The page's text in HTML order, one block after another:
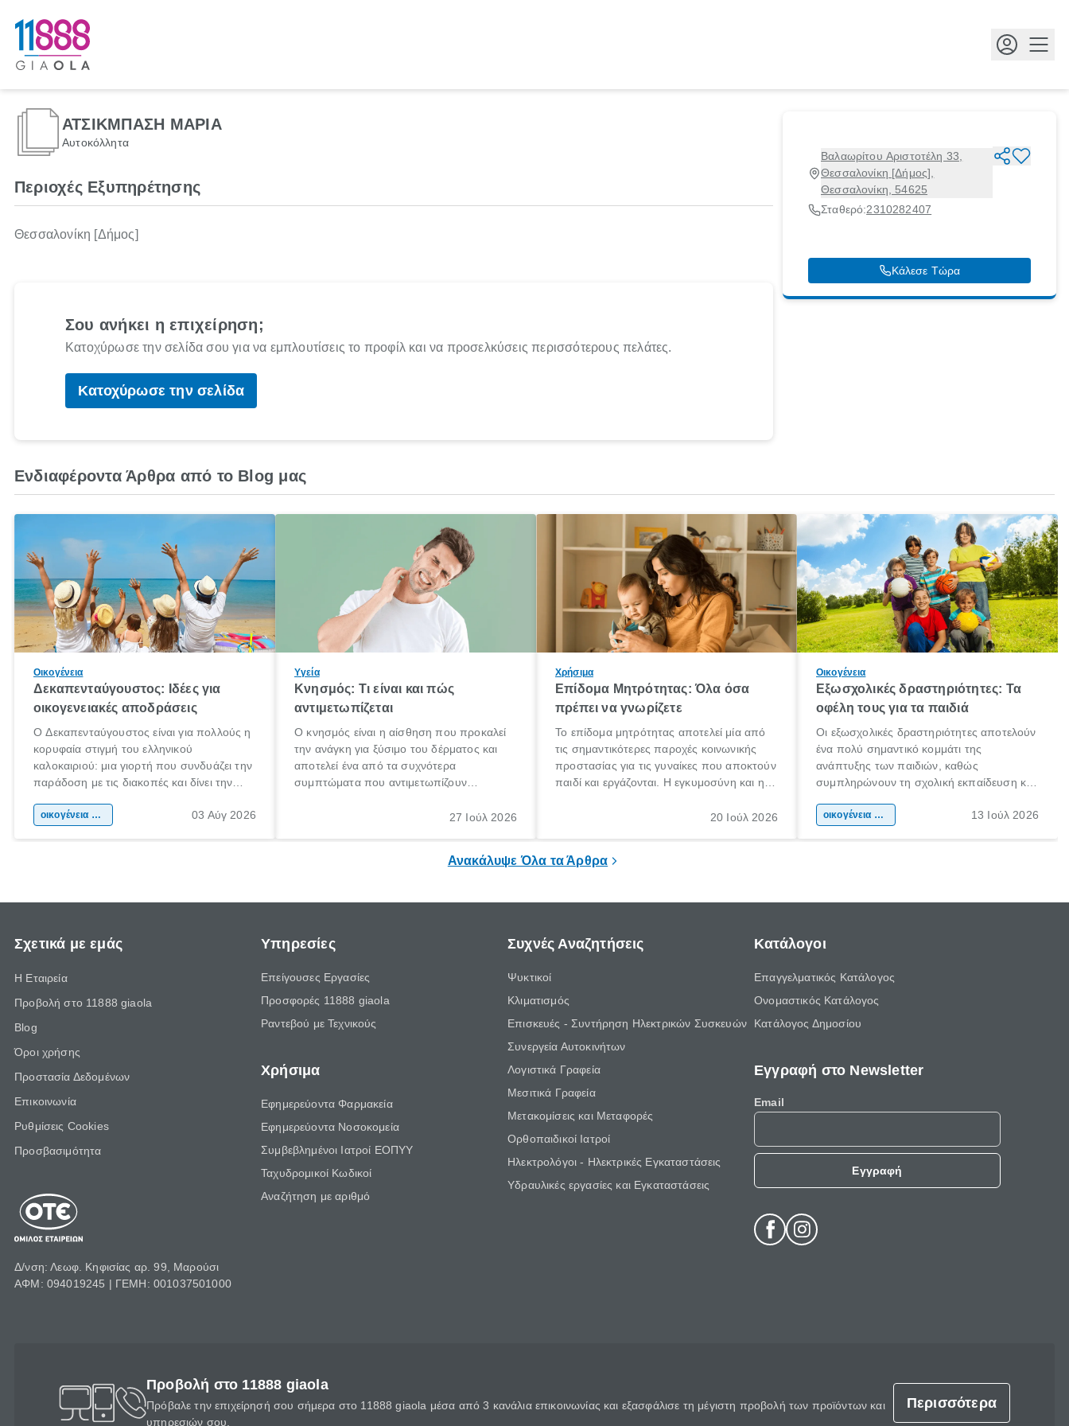
ΑΤΣΙΚΜΠΑΣΗ ΜΑΡΙΑ
Αυτοκόλλητα
Βαλαωρίτου Αριστοτέλη 33,
Θεσσαλονίκη [Δήμος],
Θεσσαλονίκη, 54625
Σταθερό:2310282407
Κάλεσε Τώρα
Περιοχές Εξυπηρέτησης
Θεσσαλονίκη [Δήμος]
Σου ανήκει η επιχείρηση;
Κατοχύρωσε την σελίδα σου για να εμπλουτίσεις το προφίλ και να προσελκύσεις περισσότερους πελάτες.
Κατοχύρωσε την σελίδα
Ενδιαφέροντα Άρθρα από το Blog μας
Οικογένεια
Δεκαπενταύγουστος: Ιδέες για
οικογενειακές αποδράσεις
Ο Δεκαπενταύγουστος είναι για πολλούς η
κορυφαία στιγμή του ελληνικού
καλοκαιριού: μια γιορτή που συνδυάζει την
παράδοση με τις διακοπές και δίνει την
χώρας. Είτε πρόκειται για λίγες μέρες
οικογένεια & παιδί 03 Αύγ 2026
Υγεία
Κνησμός: Τι είναι και πώς
αντιμετωπίζεται
Ο κνησμός είναι η αίσθηση που προκαλεί
την ανάγκη για ξύσιμο του δέρματος και
αποτελεί ένα από τα συχνότερα
συμπτώματα που αντιμετωπίζουν
πληροφορίες για το «κνησμός τι είναι»,
27 Ιούλ 2026
Χρήσιμα
Επίδομα Μητρότητας: Όλα όσα
πρέπει να γνωρίζετε
Το επίδομα μητρότητας αποτελεί μία από
τις σημαντικότερες παροχές κοινωνικής
προστασίας για τις γυναίκες που αποκτούν
παιδί και εργάζονται. Η εγκυμοσύνη και η
σημαντική περίοδος στη ζωή κάθε20 Ιούλ 2026
Οικογένεια
Εξωσχολικές δραστηριότητες: Τα
οφέλη τους για τα παιδιά
Οι εξωσχολικές δραστηριότητες αποτελούν
ένα πολύ σημαντικό κομμάτι της
ανάπτυξης των παιδιών, καθώς
συμπληρώνουν τη σχολική εκπαίδευση και
της προσωπικότητας, της κοινωνικότητας
οικογένεια & παιδί 13 Ιούλ 2026
Ανακάλυψε Όλα τα Άρθρα
Σχετικά με εμάς
Η Εταιρεία
Προβολή στο 11888 giaola
Blog
Όροι χρήσης
Προστασία Δεδομένων
Επικοινωνία
Ρυθμίσεις Cookies
Προσβασιμότητα
Δ/νση: Λεωφ. Κηφισίας αρ. 99, Μαρούσι
ΑΦΜ: 094019245 | ΓΕΜΗ: 001037501000
Υπηρεσίες
Επείγουσες Εργασίες
Προσφορές 11888 giaola
Ραντεβού με Τεχνικούς
Χρήσιμα
Εφημερεύοντα Φαρμακεία
Εφημερεύοντα Νοσοκομεία
Συμβεβλημένοι Ιατροί ΕΟΠΥΥ
Ταχυδρομικοί Κωδικοί
Αναζήτηση με αριθμό
Συχνές Αναζητήσεις
Ψυκτικοί
Κλιματισμός
Επισκευές - Συντήρηση Ηλεκτρικών Συσκευών
Συνεργεία Αυτοκινήτων
Λογιστικά Γραφεία
Μεσιτικά Γραφεία
Μετακομίσεις και Μεταφορές
Ορθοπαιδικοί Ιατροί
Ηλεκτρολόγοι - Ηλεκτρικές Εγκαταστάσεις
Υδραυλικές εργασίες και Εγκαταστάσεις
Κατάλογοι
Επαγγελματικός Κατάλογος
Ονομαστικός Κατάλογος
Κατάλογος Δημοσίου
Εγγραφή στο Newsletter
Email
Εγγραφή
Προβολή στο 11888 giaola
Πρόβαλε την επιχείρησή σου σήμερα στο 11888 giaola μέσα από 3 κανάλια επικοινωνίας και εξασφάλισε τη μέγιστη προβολή των προϊόντων και
υπηρεσιών σου.
Περισσότερα